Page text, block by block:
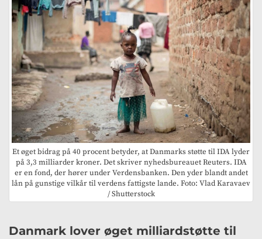
Et øget bidrag på 40 procent betyder, at Danmarks støtte til IDA lyder
på 3,3 milliarder kroner. Det skriver nyhedsbureauet Reuters. IDA
er en fond, der hører under Verdensbanken. Den yder blandt andet
lån på gunstige vilkår til verdens fattigste lande. Foto: Vlad Karavaev
/ Shutterstock
Danmark lover øget milliardstøtte til